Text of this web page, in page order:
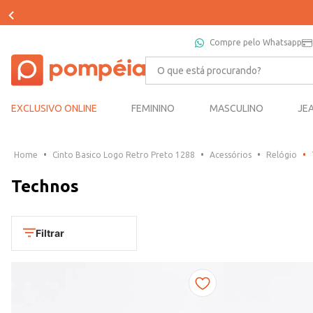
Compre pelo Whatsapp
O que está procurando?
EXCLUSIVO ONLINE FEMININO MASCULINO
Cinto Basico Logo Retro Preto 1288 Acessórios Relógio
Technos
Filtrar